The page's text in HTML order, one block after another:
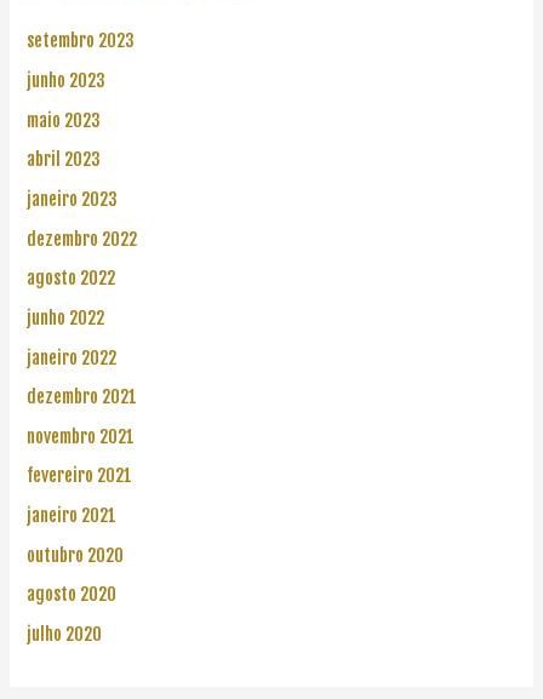
setembro 2023
junho 2023
maio 2023
abril 2023
janeiro 2023
dezembro 2022
agosto 2022
junho 2022
janeiro 2022
dezembro 2021
novembro 2021
fevereiro 2021
janeiro 2021
outubro 2020
agosto 2020
julho 2020